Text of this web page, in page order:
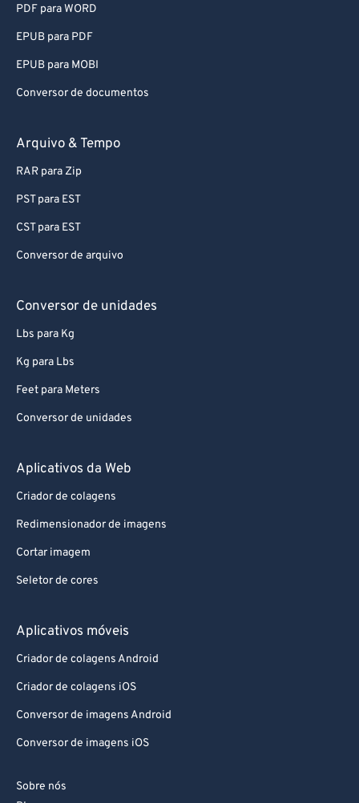
PDF para WORD
EPUB para PDF
EPUB para MOBI
Conversor de documentos
Arquivo & Tempo
RAR para Zip
PST para EST
CST para EST
Conversor de arquivo
Conversor de unidades
Lbs para Kg
Kg para Lbs
Feet para Meters
Conversor de unidades
Aplicativos da Web
Criador de colagens
Redimensionador de imagens
Cortar imagem
Seletor de cores
Aplicativos móveis
Criador de colagens Android
Criador de colagens iOS
Conversor de imagens Android
Conversor de imagens iOS
Sobre nós